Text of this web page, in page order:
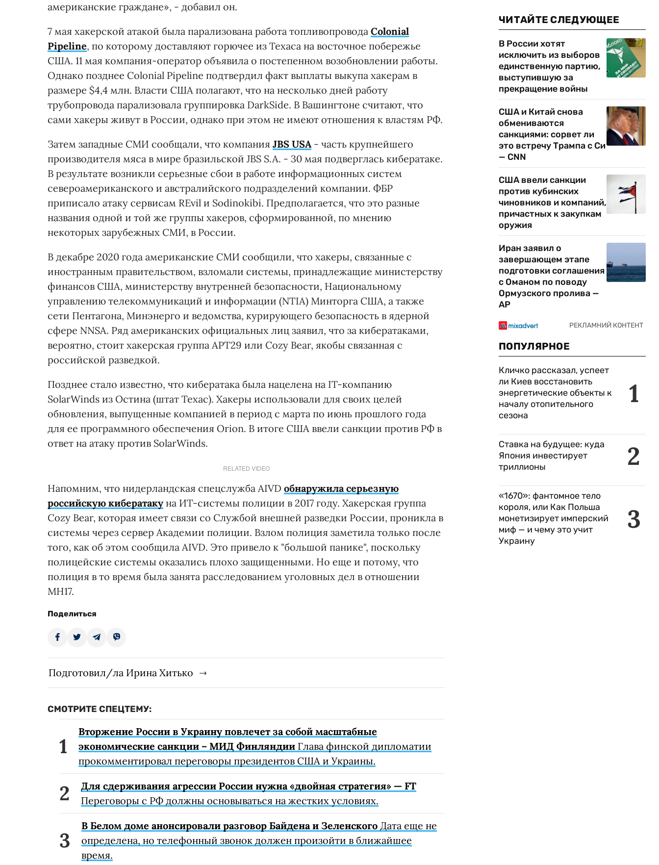
американские граждане», - добавил он.
7 мая хакерской атакой была парализована работа топливопровода Colonial
Pipeline, по которому доставляют горючее из Техаса на восточное побережье
США. 11 мая компания-оператор объявила о постепенном возобновлении работы.
Однако позднее Colonial Pipeline подтвердил факт выплаты выкупа хакерам в
размере $4,4 млн. Власти США полагают, что на несколько дней работу
трубопровода парализовала группировка DarkSide. В Вашингтоне считают, что
сами хакеры живут в России, однако при этом не имеют отношения к властям РФ.
Затем западные СМИ сообщали, что компания JBS USA- часть крупнейшего
производителя мяса в мире бразильской JBS S.A. - 30 мая подверглась кибератаке.
В результате возникли серьезные сбои в работе информационных систем
североамериканского и австралийского подразделений компании. ФБР
приписало атаку сервисам REvil и Sodinokibi. Предполагается, что это разные
названия одной и той же группы хакеров, сформированной, по мнению
некоторых зарубежных СМИ, в России.
В декабре 2020 года американские СМИ сообщили, что хакеры, связанные с
иностранным правительством, взломали системы, принадлежащие министерству
финансов США, министерству внутренней безопасности, Национальному
управлению телекоммуникаций и информации (NTIA) Минторга США, а также
сети Пентагона, Минэнерго и ведомства, курирующего безопасность в ядерной
сфере NNSA. Ряд американских официальных лиц заявил, что за кибератаками,
вероятно, стоит хакерская группа APT29 или Cozy Bear, якобы связанная с
российской разведкой.
Позднее стало известно, что кибератака была нацелена на IT-компанию
SolarWinds из Остина (штат Техас). Хакеры использовали для своих целей
обновления, выпущенные компанией в период с марта по июнь прошлого года
для ее программного обеспечения Orion. В итоге США ввели санкции против РФ в
ответ на атаку против SolarWinds.
RELATED VIDEO
Напомним, что нидерландская спецслужба AIVD обнаружила серьезную
российскую кибератаку на ИТ-системы полиции в 2017 году. Хакерская группа
Cozy Bear, которая имеет связи со Службой внешней разведки России, проникла в
системы через сервер Академии полиции. Взлом полиция заметила только после
того, как об этом сообщила AIVD. Это привело к "большой панике", поскольку
полицейские системы оказались плохо защищенными. Но еще и потому, что
полиция в то время была занята расследованием уголовных дел в отношении
MH17.
Поделиться
Подготовил/ла Ирина Хитько
СМОТРИТЕ СПЕЦТЕМУ:
Вторжение России в Украину повлечет за собой масштабные
экономические санкции – МИД Финляндии Глава финской дипломатии
прокомментировал переговоры президентов США и Украины.
Для сдерживания агрессии России нужна «двойная стратегия» — FT
Переговоры с РФ должны основываться на жестких условиях.
В Белом доме анонсировали разговор Байдена и Зеленского Дата еще не
определена, но телефонный звонок должен произойти в ближайшее
время.
ЧИТАЙТЕ СЛЕДУЮЩЕЕ
В России хотят
исключить из выборов
единственную партию,
выступившую за
прекращение войны
США и Китай снова
обмениваются
санкциями: сорвет ли
это встречу Трампа с Си
— CNN
США ввели санкции
против кубинских
чиновников и компаний,
причастных к закупкам
оружия
Иран заявил о
завершающем этапе
подготовки соглашения
с Оманом по поводу
Ормузского пролива —
AP
ПОПУЛЯРНОЕ
1
Кличко рассказал, успеет
ли Киев восстановить
энергетические объекты к
началу отопительного
сезона
2
Ставка на будущее: куда
Япония инвестирует
триллионы
3
«1670»: фантомное тело
короля, или Как Польша
монетизирует имперский
миф — и чему это учит
Украину